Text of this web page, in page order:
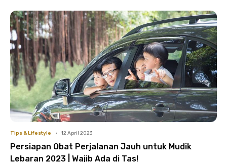
Tips & Lifestyle • 12 April 2023
Persiapan Obat Perjalanan Jauh untuk Mudik
Lebaran 2023 | Wajib Ada di Tas!